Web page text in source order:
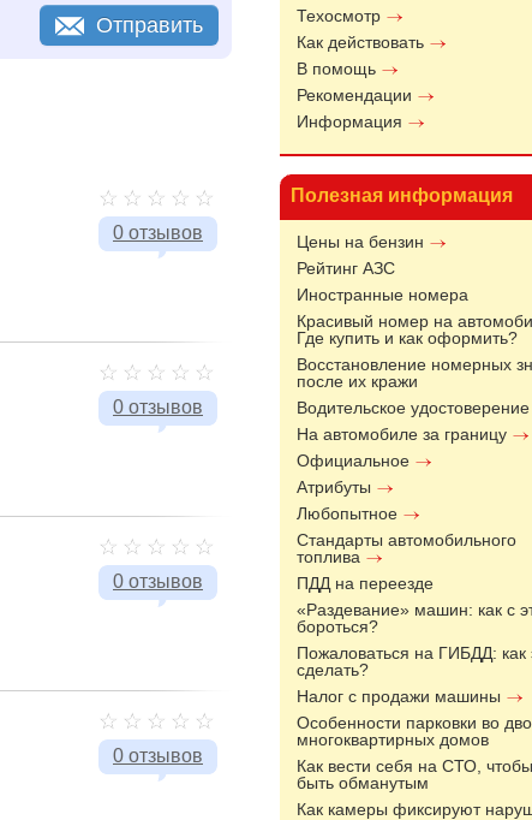
Техосмотр
Как действовать
В помощь
Рекомендации
Информация
Полезная информация
Цены на бензин
Рейтинг АЗС
Иностранные номера
Красивый номер на
Где купить и как оформить?
Восстановление номерных
после их кражи
Водительское удостоверение
На автомобиле за границу
Официальное
Атрибуты
Любопытное
Стандарты автомобильного
топлива
ПДД на переезде
«Раздевание» машин: как с
бороться?
Пожаловаться на ГИБДД: как
сделать?
Налог с продажи машины
Особенности парковки во
многоквартирных домов
Как вести себя на СТО,
быть обманутым
Как камеры фиксируют
Отправить
0 отзывов
0 отзывов
0 отзывов
0 отзывов